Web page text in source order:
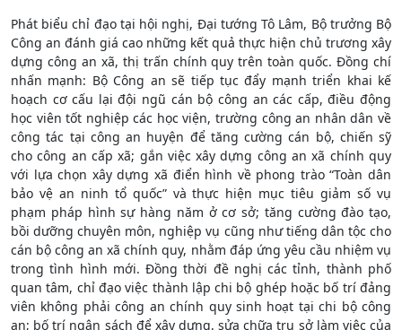
Phát biểu chỉ đạo tại hội nghị, Đại tướng Tô Lâm, Bộ trưởng Bộ
Công an đánh giá cao những kết quả thực hiện chủ trương xây
dựng công an xã, thị trấn chính quy trên toàn quốc. Đồng chí
nhấn mạnh: Bộ Công an sẽ tiếp tục đẩy mạnh triển khai kế
hoạch cơ cấu lại đội ngũ cán bộ công an các cấp, điều động
học viên tốt nghiệp các học viện, trường công an nhân dân về
công tác tại công an huyện để tăng cường cán bộ, chiến sỹ
cho công an cấp xã; gắn việc xây dựng công an xã chính quy
với lựa chọn xây dựng xã điển hình về phong trào “Toàn dân
bảo vệ an ninh tổ quốc” và thực hiện mục tiêu giảm số vụ
phạm pháp hình sự hàng năm ở cơ sở; tăng cường đào tạo,
bồi dưỡng chuyên môn, nghiệp vụ cũng như tiếng dân tộc cho
cán bộ công an xã chính quy, nhằm đáp ứng yêu cầu nhiệm vụ
trong tình hình mới. Đồng thời đề nghị các tỉnh, thành phố
quan tâm, chỉ đạo việc thành lập chi bộ ghép hoặc bố trí đảng
viên không phải công an chính quy sinh hoạt tại chi bộ công
an; bố trí ngân sách để xây dựng, sửa chữa trụ sở làm việc của